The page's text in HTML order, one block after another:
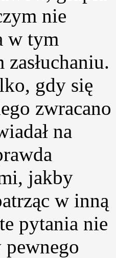
nie
w tym
gdy się
na
jakby
w inną
pytania nie
pewnego